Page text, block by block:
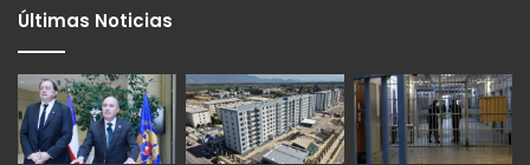
Últimas Noticias